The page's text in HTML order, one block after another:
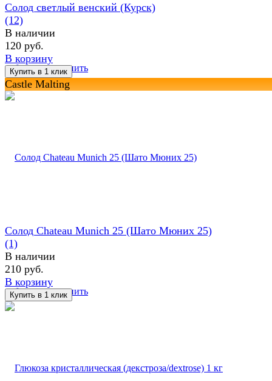
избранное сравнить
Солод светлый венский (Курск)
(12)
В наличии
120 руб.
В корзину
Castle Malting
избранное сравнить
Солод Chateau Munich 25 (Шато Мюних 25)
(1)
В наличии
210 руб.
В корзину